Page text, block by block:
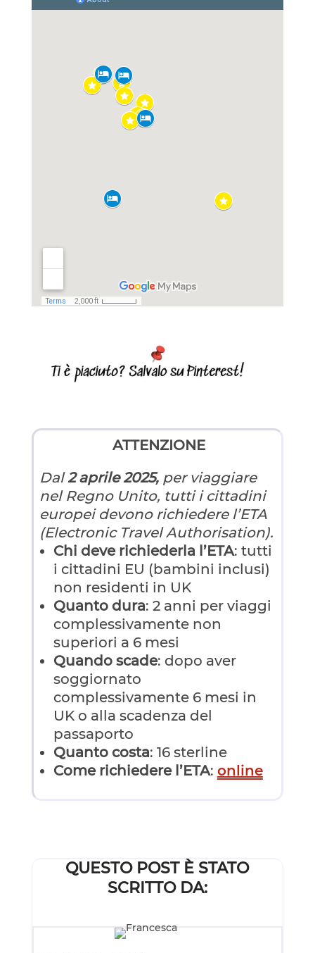
ATTENZIONE
Dal2 aprile 2025,per viaggiare
nel Regno Unito, tutti i cittadini
europei devono richiedere l’ETA
(Electronic Travel Authorisation).
Chi deve richiederla l’ETA: tutti
i cittadini EU (bambini inclusi)
non residenti in UK
Quanto dura: 2 anni per viaggi
complessivamente non
superiori a 6 mesi
Quando scade: dopo aver
soggiornato
complessivamente 6 mesi in
UK o alla scadenza del
passaporto
Quanto costa: 16 sterline
Come richiedere l’ETA: online
QUESTO POST È STATO
SCRITTO DA: